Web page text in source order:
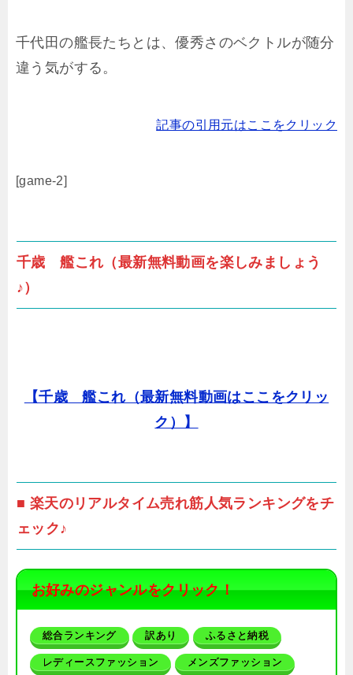
千代田の艦長たちとは、優秀さのベクトルが随分
違う気がする。
記事の引用元はここをクリック
[game-2]
千歳 艦これ（最新無料動画を楽しみましょう
♪）
【千歳 艦これ（最新無料動画はここをクリッ
ク）】
■ 楽天のリアルタイム売れ筋人気ランキングをチ
ェック♪
お好みのジャンルをクリック！
総合ランキング 訳あり ふるさと納税
レディースファッション メンズファッション